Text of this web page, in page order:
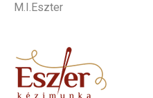
M.I.Eszter